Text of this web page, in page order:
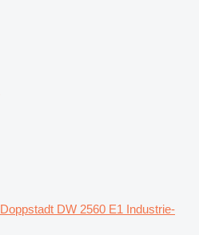
Doppstadt DW 2560 E1 Industrie-